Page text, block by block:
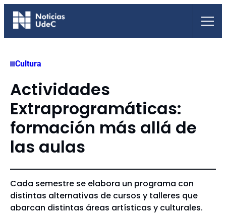
Saltar
Cultura
Actividades
Extraprogramáticas:
formación más allá de
las aulas
Cada semestre se elabora un programa con
distintas alternativas de cursos y talleres que
abarcan distintas áreas artísticas y culturales.